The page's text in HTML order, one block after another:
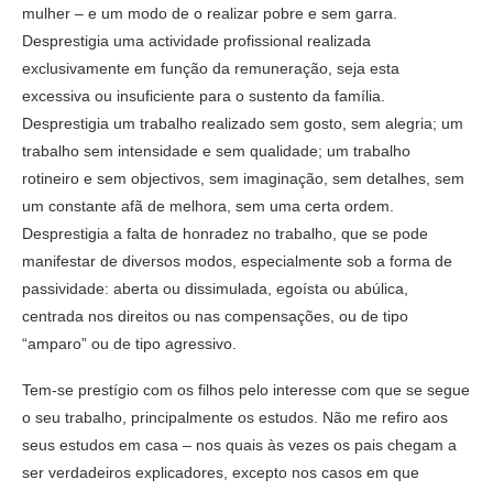
mulher – e um modo de o realizar pobre e sem garra.
Desprestigia uma actividade profissional realizada
exclusivamente em função da remuneração, seja esta
excessiva ou insuficiente para o sustento da família.
Desprestigia um trabalho realizado sem gosto, sem alegria; um
trabalho sem intensidade e sem qualidade; um trabalho
rotineiro e sem objectivos, sem imaginação, sem detalhes, sem
um constante afã de melhora, sem uma certa ordem.
Desprestigia a falta de honradez no trabalho, que se pode
manifestar de diversos modos, especialmente sob a forma de
passividade: aberta ou dissimulada, egoísta ou abúlica,
centrada nos direitos ou nas compensações, ou de tipo
“amparo” ou de tipo agressivo.
Tem-se prestígio com os filhos pelo interesse com que se segue
o seu trabalho, principalmente os estudos. Não me refiro aos
seus estudos em casa – nos quais às vezes os pais chegam a
ser verdadeiros explicadores, excepto nos casos em que